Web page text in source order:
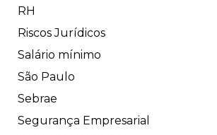
RH
Riscos Jurídicos
Salário mínimo
São Paulo
Sebrae
Segurança Empresarial